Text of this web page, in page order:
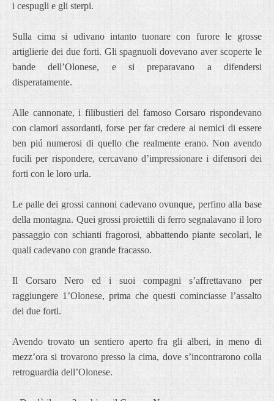
i cespugli e gli sterpi.
Sulla cima si udivano intanto tuonare con furore le grosse
artiglierie dei due forti. Gli spagnuoli dovevano aver scoperte le
bande dell’Olonese, e si preparavano a difendersi
disperatamente.
Alle cannonate, i filibustieri del famoso Corsaro rispondevano
con clamori assordanti, forse per far credere ai nemici di essere
ben piú numerosi di quello che realmente erano. Non avendo
fucili per rispondere, cercavano d’impressionare i difensori dei
forti con le loro urla.
Le palle dei grossi cannoni cadevano ovunque, perfino alla base
della montagna. Quei grossi proiettili di ferro segnalavano il loro
passaggio con schianti fragorosi, abbattendo piante secolari, le
quali cadevano con grande fracasso.
Il Corsaro Nero ed i suoi compagni s’affrettavano per
raggiungere 1’Olonese, prima che questi cominciasse l’assalto
dei due forti.
Avendo trovato un sentiero aperto fra gli alberi, in meno di
mezz’ora si trovarono presso la cima, dove s’incontrarono colla
retroguardia dell’Olonese.